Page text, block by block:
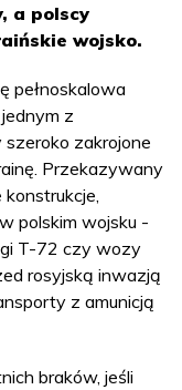
a polscy
wojsko.
pełnoskalowa
z
zakrojone
Przekazywany
polskim wojsku -
T-72 czy wozy
rosyjską inwazją
z amunicją
braków, jeśli